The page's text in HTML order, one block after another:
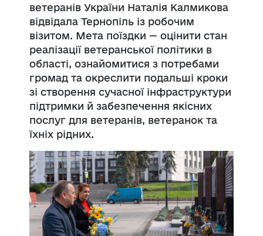
ветеранів України Наталія Калмикова
відвідала Тернопіль із робочим
візитом. Мета поїздки — оцінити стан
реалізації ветеранської політики в
області, ознайомитися з потребами
громад та окреслити подальші кроки
зі створення сучасної інфраструктури
підтримки й забезпечення якісних
послуг для ветеранів, ветеранок та
їхніх рідних.